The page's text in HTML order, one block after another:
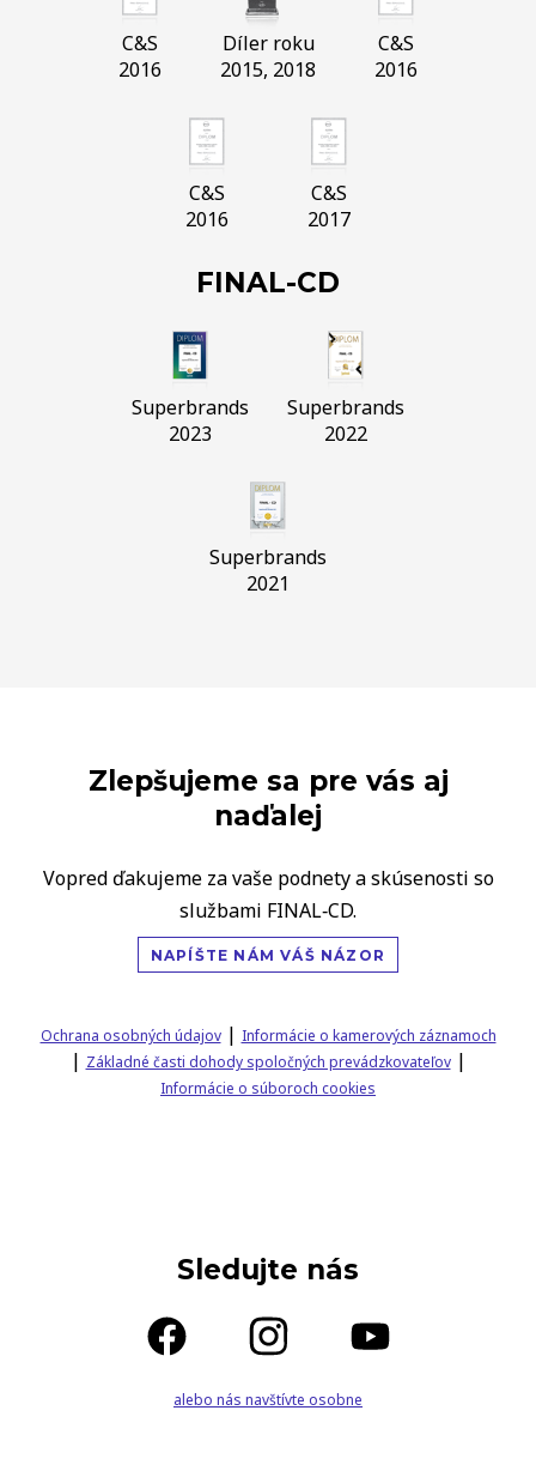
C&S
2016
Díler roku
2015, 2018
C&S
2016
C&S
2016
C&S
2017
FINAL-CD
Superbrands
2023
Superbrands
2022
Superbrands
2021
Zlepšujeme sa pre vás aj
naďalej
Vopred ďakujeme za vaše podnety a skúsenosti so
službami FINAL‑CD.
NAPÍŠTE NÁM VÁŠ NÁZOR
Ochrana osobných údajov| Informácie o kamerových záznamoch
| Základné časti dohody spoločných prevádzkovateľov|
Informácie o súboroch cookies
Sledujte nás
alebo nás navštívte osobne